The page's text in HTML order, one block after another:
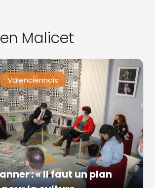
Malicet
Valenciennois
: « Il faut un plan